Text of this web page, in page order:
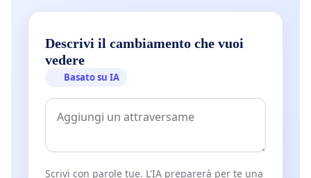
Descrivi il cambiamento che vuoi
vedere
Basato su IA
Scrivi con parole tue. L'IA preparerà per te una